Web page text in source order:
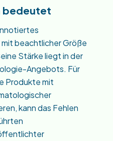
bedeutet
beachtlicher Größe
Stärke liegt in der
Angebots. Für
Produkte mit
kann das Fehlen